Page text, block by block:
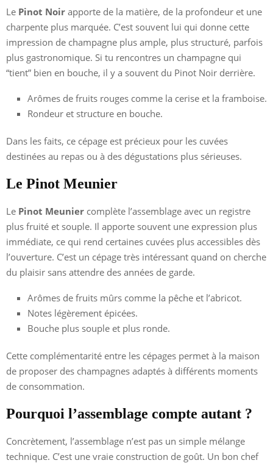
Le Pinot Noir apporte de la matière, de la profondeur et une
charpente plus marquée. C’est souvent lui qui donne cette
impression de champagne plus ample, plus structuré, parfois
plus gastronomique. Si tu rencontres un champagne qui
“tient” bien en bouche, il y a souvent du Pinot Noir derrière.
Arômes de fruits rouges comme la cerise et la framboise.
Rondeur et structure en bouche.
Dans les faits, ce cépage est précieux pour les cuvées
destinées au repas ou à des dégustations plus sérieuses.
Le Pinot Meunier
Le Pinot Meunier complète l’assemblage avec un registre
plus fruité et souple. Il apporte souvent une expression plus
immédiate, ce qui rend certaines cuvées plus accessibles dès
l’ouverture. C’est un cépage très intéressant quand on cherche
du plaisir sans attendre des années de garde.
Arômes de fruits mûrs comme la pêche et l’abricot.
Notes légèrement épicées.
Bouche plus souple et plus ronde.
Cette complémentarité entre les cépages permet à la maison
de proposer des champagnes adaptés à différents moments
de consommation.
Pourquoi l’assemblage compte autant ?
Concrètement, l’assemblage n’est pas un simple mélange
technique. C’est une vraie construction de goût. Un bon chef